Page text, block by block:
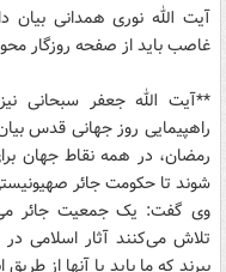
آیت الله نوری همدانی
غاصب باید از صفحه روزگار
**آیت الله جعفر سبحانی
راهپیمایی روز جهانی قدس
رمضان‌،‌ در همه نقاط جهان
شوند تا حکومت جائر
وی گفت:‌ یک جمعیت جائر
تلاش می‌کنند آثار اسلامی
ببرند که ما باید با آنها از